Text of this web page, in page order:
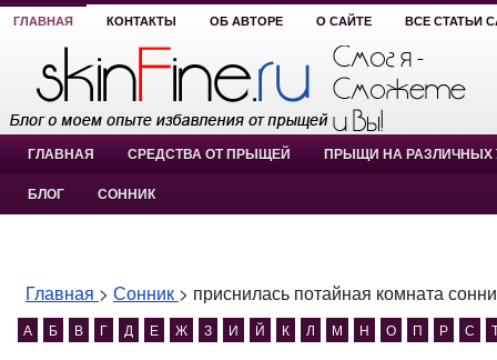
ГЛАВНАЯ КОНТАКТЫ ОБ АВТОРЕ О САЙТЕ ВСЕ СТАТЬИ
ГЛАВНАЯ СРЕДСТВА ОТ ПРЫЩЕЙ ПРЫЩИ НА РАЗЛИЧНЫХ
БЛОГ СОННИК
Главная > Сонник > приснилась потайная комната
А Б В Г Д Е Ж З И Й К Л М Н О П Р С